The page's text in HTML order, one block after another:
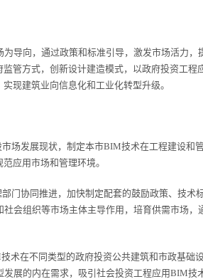
向，通过政策和标准引导，激发市场活力，
管方式，创新设计建造模式，以政府投资工程
现建筑业向信息化和工业化转型升级。
发展现状，制定本市BIM技术在工程建设和
应用市场和管理环境。
协同推进，加快制定配套的鼓励政策、技术
会组织等市场主体主导作用，培育供需市场
在不同类型的政府投资公共建筑和市政基础
展的内在需求，吸引社会投资工程应用BIM技术